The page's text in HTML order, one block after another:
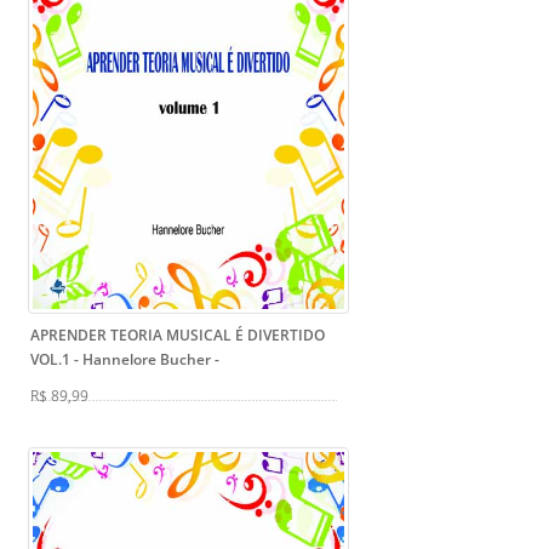
APRENDER TEORIA MUSICAL É DIVERTIDO
VOL.1 - Hannelore Bucher-
R$ 89,99